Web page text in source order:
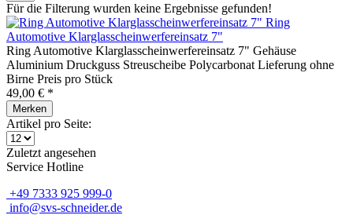
Für die Filterung wurden keine Ergebnisse gefunden!
Ring
Automotive Klarglasscheinwerfereinsatz 7"
Ring Automotive Klarglasscheinwerfereinsatz 7" Gehäuse
Aluminium Druckguss Streuscheibe Polycarbonat Lieferung ohne
Birne Preis pro Stück
49,00 € *
Merken
Artikel pro Seite:
Zuletzt angesehen
Service Hotline
+49 7333 925 999-0
info@svs-schneider.de